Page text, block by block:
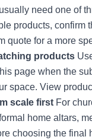
need one of
products, confirm
quote for a more
products
page when the
space. View
scale first For
home altars,
choosing the final